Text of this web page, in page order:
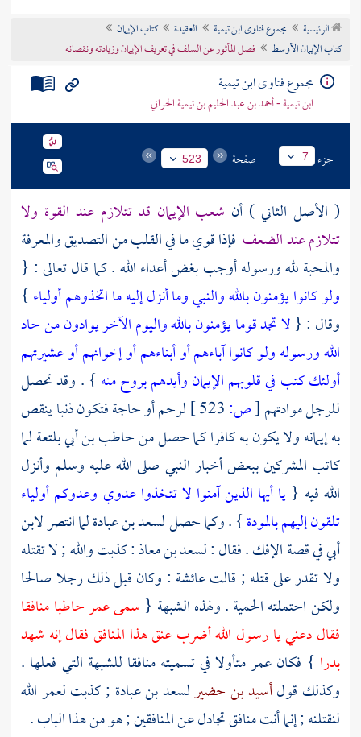
تراجم الأعلام
الرئيسية مجموع فتاوى ابن تيمية العقيدة
كتاب الإيمان
كتاب الإيمان الأوسط
فصل المأثور عن السلف في تعريف الإيمان وزيادته ونقصانه
مجموع فتاوى ابن تيمية
ابن تيمية - أحمد بن عبد الحليم بن تيمية الحراني
جزء 7 صفحة 523
( الأصل الثاني ) أن شعب الإيمان قد تتلازم عند القوة ولا
تتلازم عند الضعف فإذا قوي ما في القلب من التصديق والمعرفة
والمحبة لله ورسوله أوجب بغض أعداء الله . كما قال تعالى : {
ولو كانوا يؤمنون بالله والنبي وما أنزل إليه ما اتخذوهم أولياء }
وقال : {لا تجد قوما يؤمنون بالله واليوم الآخر يوادون من حاد
الله ورسوله ولو كانوا آباءهم أو أبناءهم أو إخوانهم أو عشيرتهم
أولئك كتب في قلوبهم الإيمان وأيدهم بروح منه } . وقد تحصل
للرجل موادتهم[ص:
لرحم أو حاجة فتكون ذنبا ينقص
به إيمانه ولا يكون به كافرا كما حصل منحاطب بن أبي بلتعةلما
كاتب المشركين ببعض أخبار النبي صلى الله عليه وسلم وأنزل
الله فيه { يا أيها الذين آمنوا لا تتخذوا عدوي وعدوكم أولياء
تلقون إليهم بالمودة} . وكما حصللسعد بن عبادةلما انتصرلابن
أبيفي قصة الإفك . فقال :لسعد بن معاذ: كذبت والله ; لا تقتله
ولا تقدر على قتله ; قالتعائشة : وكان قبل ذلك رجلا صالحا
ولكن احتملته الحمية . ولهذه الشبهة { سمىعمرحاطبامنافقا
فقال دعني يا رسول الله أضرب عنق هذا المنافق فقال إنه شهد
بدرا } فكانعمرمتأولا في تسميته منافقا للشبهة التي فعلها .
وكذلك قولأسيد بن حضيرلسعد بن عبادة ; كذبت لعمر الله
لنقتلنه ; إنما أنت منافق تجادل عن المنافقين ; هو من هذا الباب .